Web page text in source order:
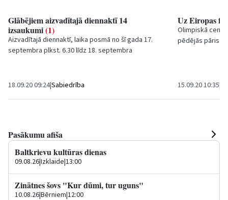
Glābējiem aizvadītajā diennaktī 14
izsaukumi(1)
Aizvadītajā diennaktī, laika posmā no šī gada 17.
septembra plkst. 6.30 līdz 18. septembra
18.09.20 09:24|Sabiedrība
Uz Eiropas
Olimpiskā
pēdējās pāris
15.09.20 10:35|
Pasākumu afiša
Baltkrievu kultūras dienas
09.08.26|Izklaide|13:00
Zinātnes šovs "Kur dūmi, tur uguns"
10.08.26|Bērniem|12:00